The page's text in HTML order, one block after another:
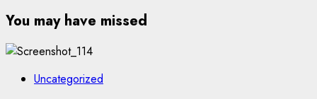
You may have missed
Uncategorized